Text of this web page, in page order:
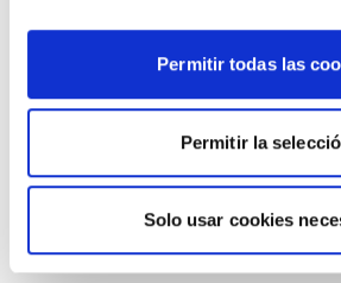
Permitir todas las
Permitir la
Solo usar cookies